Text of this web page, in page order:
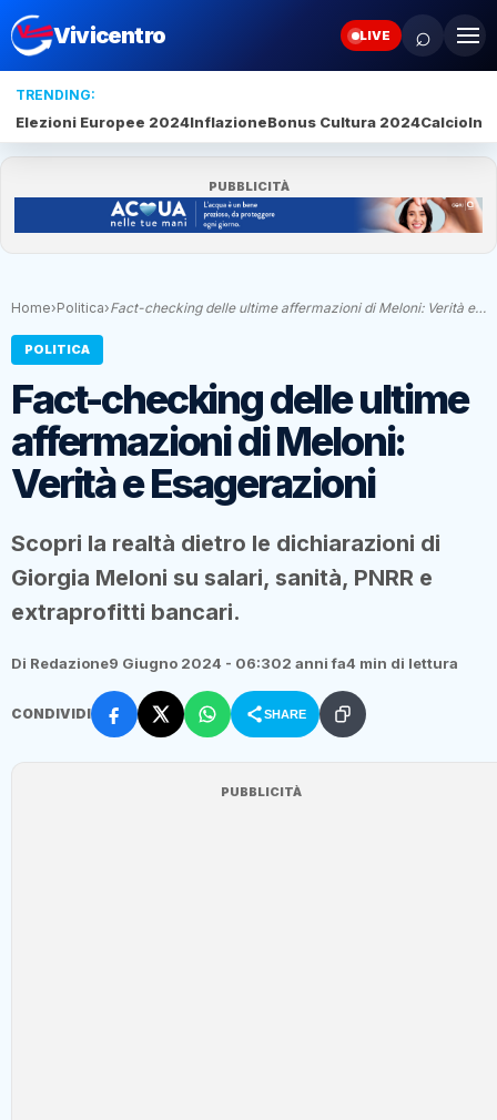
Vivicentro LIVE ⌕
TRENDING:
Elezioni Europee 2024InflazioneBonus Cultura 2024Calcio
PUBBLICITÀ
Home›Politica›Fact-checking delle ultime affermazioni di Meloni: Verità e…
POLITICA
Fact-checking delle ultime
affermazioni di Meloni:
Verità e Esagerazioni
Scopri la realtà dietro le dichiarazioni di
Giorgia Meloni su salari, sanità, PNRR e
extraprofitti bancari.
Di Redazione9 Giugno 2024 - 06:302 anni fa4 min di lettura
CONDIVIDI SHARE
PUBBLICITÀ